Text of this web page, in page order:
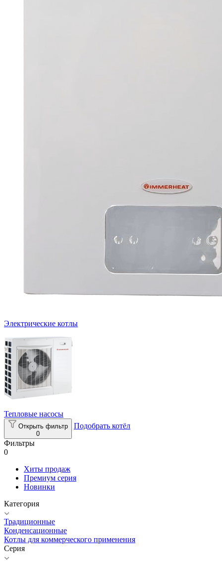
Электрические котлы
Тепловые насосы
Открыть фильтр
0
Подобрать котёл
Фильтры
0
Хиты продаж
Премиум серия
Новинки
Категория
Традиционные
Конденсационные
Котлы для коммерческого применения
Серия